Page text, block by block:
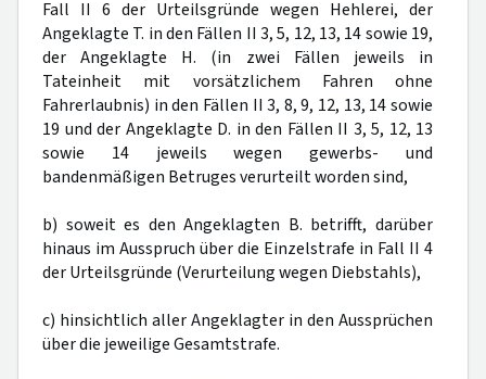
Fall II 6 der Urteilsgründe wegen Hehlerei, der
Angeklagte T. in den Fällen II 3, 5, 12, 13, 14 sowie 19,
der Angeklagte H. (in zwei Fällen jeweils in
Tateinheit mit vorsätzlichem Fahren ohne
Fahrerlaubnis) in den Fällen II 3, 8, 9, 12, 13, 14 sowie
19 und der Angeklagte D. in den Fällen II 3, 5, 12, 13
sowie 14 jeweils wegen gewerbs- und
bandenmäßigen Betruges verurteilt worden sind,
b) soweit es den Angeklagten B. betrifft, darüber
hinaus im Ausspruch über die Einzelstrafe in Fall II 4
der Urteilsgründe (Verurteilung wegen Diebstahls),
c) hinsichtlich aller Angeklagter in den Aussprüchen
über die jeweilige Gesamtstrafe.